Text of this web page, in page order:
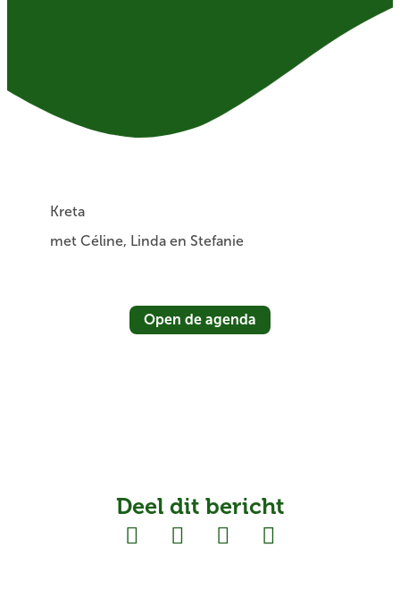
Kreta
met Céline, Linda en Stefanie
Open de agenda
Deel dit bericht